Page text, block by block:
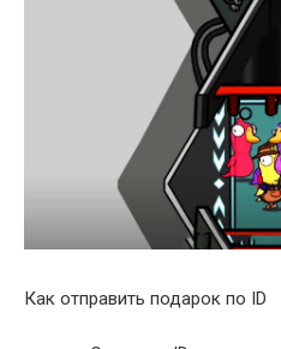
Как отправить подарок по ID